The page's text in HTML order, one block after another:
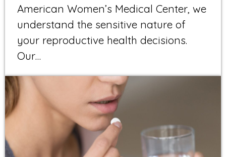
American Women’s Medical Center, we
understand the sensitive nature of
your reproductive health decisions.
Our…